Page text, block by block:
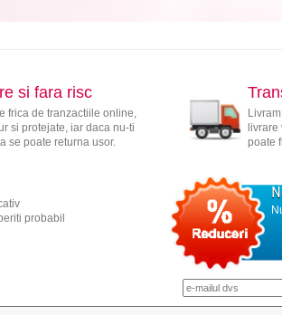
si fara risc
frica de tranzactiile online,
si protejate, iar daca nu-ti
se poate returna usor.
poate
probabil